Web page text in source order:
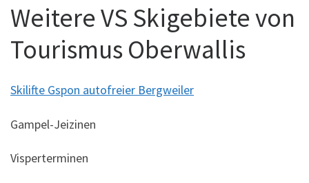
Weitere VS Skigebiete von
Tourismus Oberwallis
Skilifte Gspon autofreier Bergweiler
Gampel-Jeizinen
Visperterminen